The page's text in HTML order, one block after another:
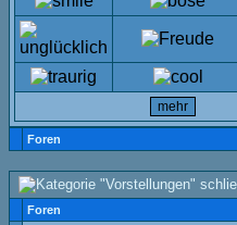
Foren
Foren